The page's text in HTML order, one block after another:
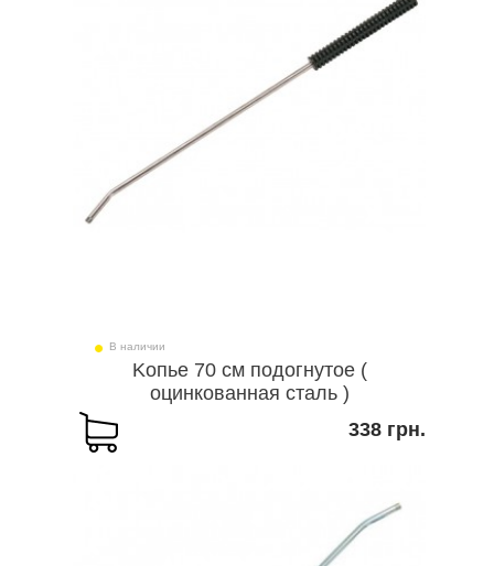
В наличии
Kопье 70 см подогнутое (
оцинкованная сталь )
338 грн.